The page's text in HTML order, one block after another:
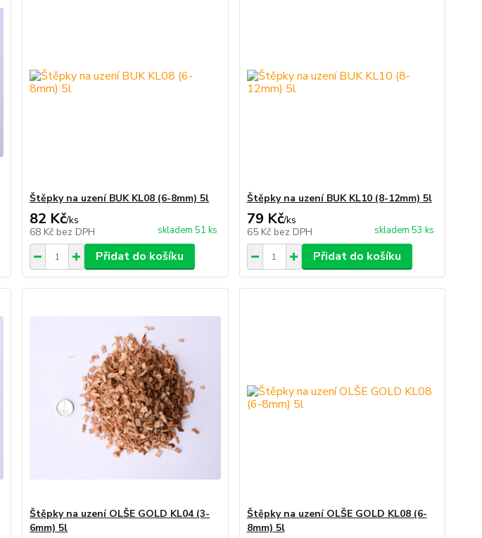
Štěpky na uzení BUK KL08 (6-8mm) 5l
82 Kč/ks
68 Kč bez DPH skladem 51 ks
Přidat do košíku
Štěpky na uzení BUK KL10 (8-12mm) 5l
79 Kč/ks
65 Kč bez DPH skladem 53 ks
Přidat do košíku
Štěpky na uzení OLŠE GOLD KL04 (3-
6mm) 5l
Štěpky na uzení OLŠE GOLD KL08 (6-
8mm) 5l